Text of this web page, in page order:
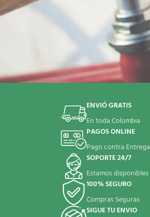
Furniture
Netus eu mollis hac dignisENVIÓ GRATIS
En toda Colombia
PAGOS ONLINE
Pago contra Entrega
SOPORTE 24/7
Estamos disponibles
100% SEGURO
Compras Seguras
SIGUE TU ENVIO